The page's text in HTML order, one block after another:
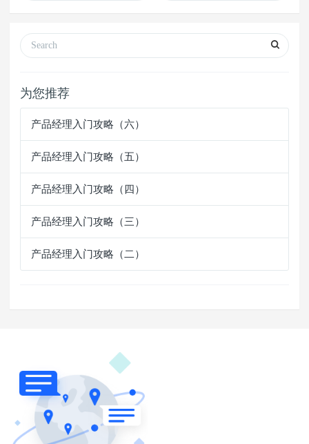
为您推荐
产品经理入门攻略（六）
产品经理入门攻略（五）
产品经理入门攻略（四）
产品经理入门攻略（三）
产品经理入门攻略（二）